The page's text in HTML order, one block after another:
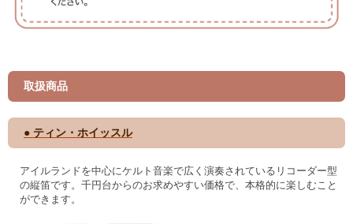
取扱商品
● ティン・ホイッスル
アイルランドを中心にケルト音楽で広く演奏されているリコーダー型
の縦笛です。千円台からのお求めやすい価格で、本格的に楽しむこと
ができます。